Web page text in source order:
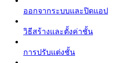
ออกจากระบบและปิดแอป
วิธีสร้างและตั้งค่าชั้น
การปรับแต่งชั้น